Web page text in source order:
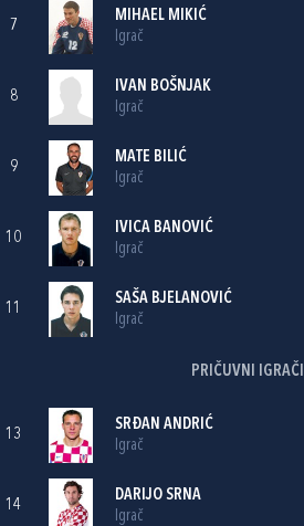
7
MIHAEL MIKIĆ
Igrač
8
IVAN BOŠNJAK
Igrač
9
MATE BILIĆ
Igrač
10
IVICA BANOVIĆ
Igrač
11
SAŠA BJELANOVIĆ
Igrač
PRIČUVNI IGRAČI
13
SRĐAN ANDRIĆ
Igrač
14
DARIJO SRNA
Igrač